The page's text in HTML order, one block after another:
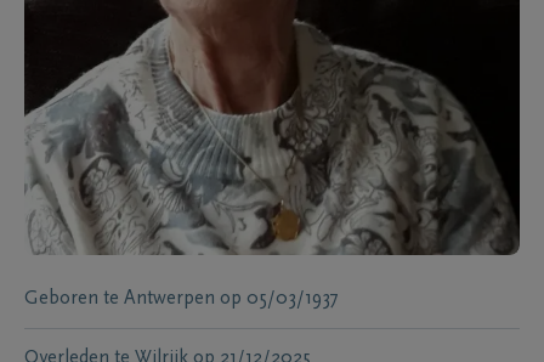
Geboren te Antwerpen op 05/03/1937
Overleden te Wilrijk op 21/12/2025